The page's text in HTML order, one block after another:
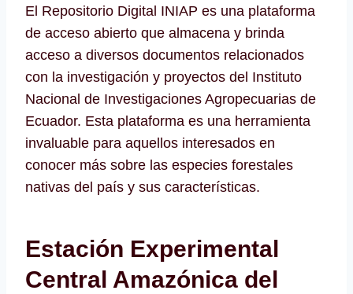
El Repositorio Digital INIAP es una plataforma
de acceso abierto que almacena y brinda
acceso a diversos documentos relacionados
con la investigación y proyectos del Instituto
Nacional de Investigaciones Agropecuarias de
Ecuador. Esta plataforma es una herramienta
invaluable para aquellos interesados en
conocer más sobre las especies forestales
nativas del país y sus características.
Estación Experimental
Central Amazónica del